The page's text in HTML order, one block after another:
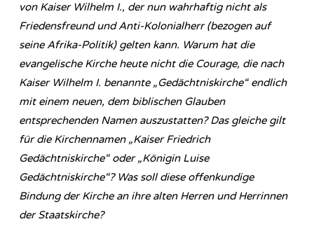
von Kaiser Wilhelm I., der nun wahrhaftig nicht als
Friedensfreund und Anti-Kolonialherr (bezogen auf
seine Afrika-Politik) gelten kann. Warum hat die
evangelische Kirche heute nicht die Courage, die nach
Kaiser Wilhelm I. benannte „Gedächtniskirche“ endlich
mit einem neuen, dem biblischen Glauben
entsprechenden Namen auszustatten? Das gleiche gilt
für die Kirchennamen „Kaiser Friedrich
Gedächtniskirche“ oder „Königin Luise
Gedächtniskirche“? Was soll diese offenkundige
Bindung der Kirche an ihre alten Herren und Herrinnen
der Staatskirche?